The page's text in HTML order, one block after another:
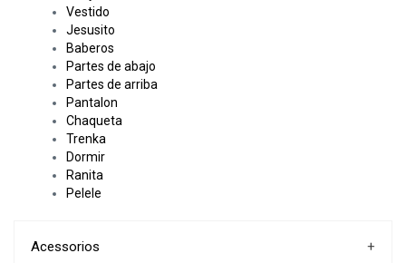
Vestido
Jesusito
Baberos
Partes de abajo
Partes de arriba
Pantalon
Chaqueta
Trenka
Dormir
Ranita
Pelele
Acessorios +